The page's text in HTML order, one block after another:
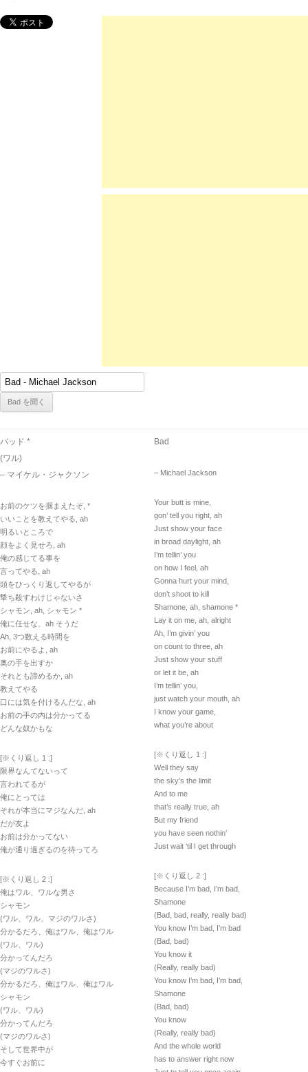
バッド *
(ワル)
– マイケル・ジャクソン
お前のケツを掴まえたぞ, *
いいことを教えてやる, ah
明るいところで
顔をよく見せろ, ah
俺の感じてる事を
言ってやる, ah
頭をひっくり返してやるが
撃ち殺すわけじゃないさ
シャモン, ah, シャモン *
俺に任せな、ah そうだ
Ah, 3つ数える時間を
お前にやるよ, ah
奥の手を出すか
それとも諦めるか, ah
教えてやる
口には気を付けるんだな, ah
お前の手の内は分かってる
どんな奴かもな
[※くり返し 1 :]
限界なんてないって
言われてるが
俺にとっては
それが本当にマジなんだ, ah
だが友よ
お前は分かってない
俺が通り過ぎるのを待ってろ
[※くり返し 2 :]
俺はワル、ワルな男さ
シャモン
(ワル、ワル、マジのワルさ)
分かるだろ、俺はワル、俺はワル
(ワル、ワル)
分かってんだろ
(マジのワルさ)
分かるだろ、俺はワル、俺はワル
シャモン
(ワル、ワル)
分かってんだろ
(マジのワルさ)
そして世界中が
今すぐお前に
Bad
– Michael Jackson
Your butt is mine,
gon’ tell you right, ah
Just show your face
in broad daylight, ah
I’m tellin’ you
on how I feel, ah
Gonna hurt your mind,
don’t shoot to kill
Shamone, ah, shamone *
Lay it on me, ah, alright
Ah, I’m givin’ you
on count to three, ah
Just show your stuff
or let it be, ah
I’m tellin’ you,
just watch your mouth, ah
I know your game,
what you’re about
[※くり返し 1 :]
Well they say
the sky’s the limit
And to me
that’s really true, ah
But my friend
you have seen nothin’
Just wait ‘til I get through
[※くり返し 2 :]
Because I’m bad, I’m bad,
Shamone
(Bad, bad, really, really bad)
You know I’m bad, I’m bad
(Bad, bad)
You know it
(Really, really bad)
You know I’m bad, I’m bad,
Shamone
(Bad, bad)
You know
(Really, really bad)
And the whole world
has to answer right now